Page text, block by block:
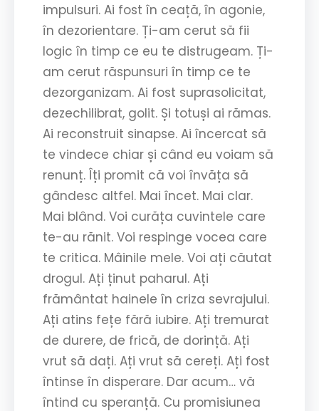
impulsuri. Ai fost în ceață, în agonie,
în dezorientare. Ți-am cerut să fii
logic în timp ce eu te distrugeam. Ți-
am cerut răspunsuri în timp ce te
dezorganizam. Ai fost suprasolicitat,
dezechilibrat, golit. Și totuși ai rămas.
Ai reconstruit sinapse. Ai încercat să
te vindece chiar și când eu voiam să
renunț. Îți promit că voi învăța să
gândesc altfel. Mai încet. Mai clar.
Mai blând. Voi curăța cuvintele care
te-au rănit. Voi respinge vocea care
te critica. Mâinile mele. Voi ați căutat
drogul. Ați ținut paharul. Ați
frământat hainele în criza sevrajului.
Ați atins fețe fără iubire. Ați tremurat
de durere, de frică, de dorință. Ați
vrut să dați. Ați vrut să cereți. Ați fost
întinse în disperare. Dar acum… vă
întind cu speranță. Cu promisiunea